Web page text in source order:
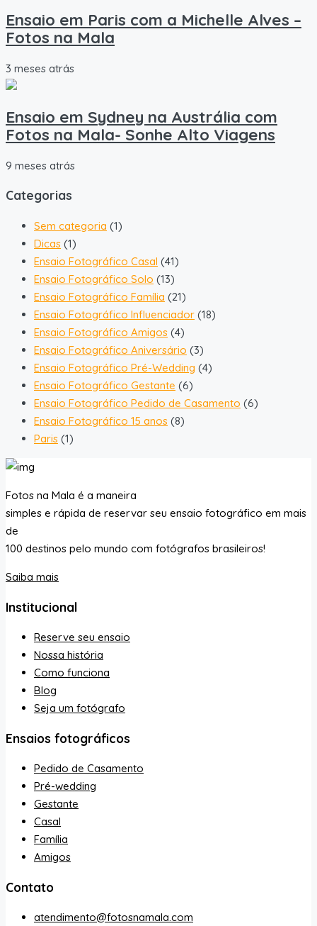
Ensaio em Paris com a Michelle Alves –
Fotos na Mala
3 meses atrás
Ensaio em Sydney na Austrália com
Fotos na Mala- Sonhe Alto Viagens
9 meses atrás
Categorias
Sem categoria (1)
Dicas (1)
Ensaio Fotográfico Casal (41)
Ensaio Fotográfico Solo (13)
Ensaio Fotográfico Família (21)
Ensaio Fotográfico Influenciador (18)
Ensaio Fotográfico Amigos (4)
Ensaio Fotográfico Aniversário (3)
Ensaio Fotográfico Pré-Wedding (4)
Ensaio Fotográfico Gestante (6)
Ensaio Fotográfico Pedido de Casamento (6)
Ensaio Fotográfico 15 anos (8)
Paris (1)
Fotos na Mala é a maneira
simples e rápida de reservar seu ensaio fotográfico em mais
de
100 destinos pelo mundo com fotógrafos brasileiros!
Saiba mais
Institucional
Reserve seu ensaio
Nossa história
Como funciona
Blog
Seja um fotógrafo
Ensaios fotográficos
Pedido de Casamento
Pré-wedding
Gestante
Casal
Família
Amigos
Contato
atendimento@fotosnamala.com